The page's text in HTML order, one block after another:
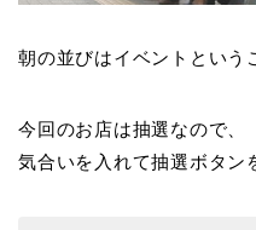
朝の並びはイベントという
今回のお店は抽選なので、
気合いを入れて抽選ボタン